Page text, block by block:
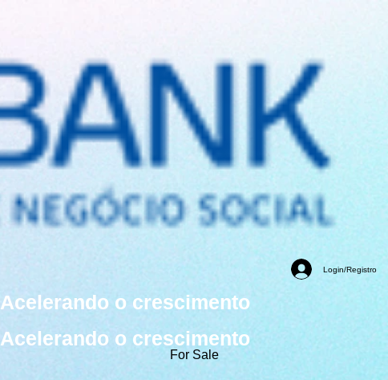
Login/Registro
For Sale
Acelerando o crescimento
Acelerando o crescimento